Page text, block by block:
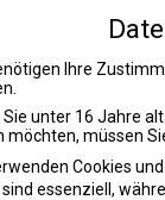
anzustecken?
Umfeld, in dem
Ihre
Sie unter 16 Jahre
möchten, müssen
Cookies
essenziell,